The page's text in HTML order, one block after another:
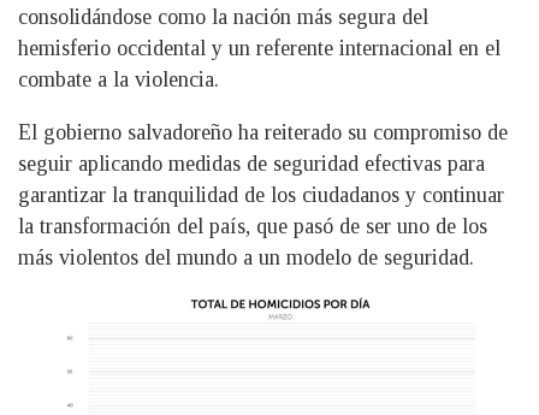
consolidándose como la nación más segura del
hemisferio occidental y un referente internacional en el
combate a la violencia.
El gobierno salvadoreño ha reiterado su compromiso de
seguir aplicando medidas de seguridad efectivas para
garantizar la tranquilidad de los ciudadanos y continuar
la transformación del país, que pasó de ser uno de los
más violentos del mundo a un modelo de seguridad.